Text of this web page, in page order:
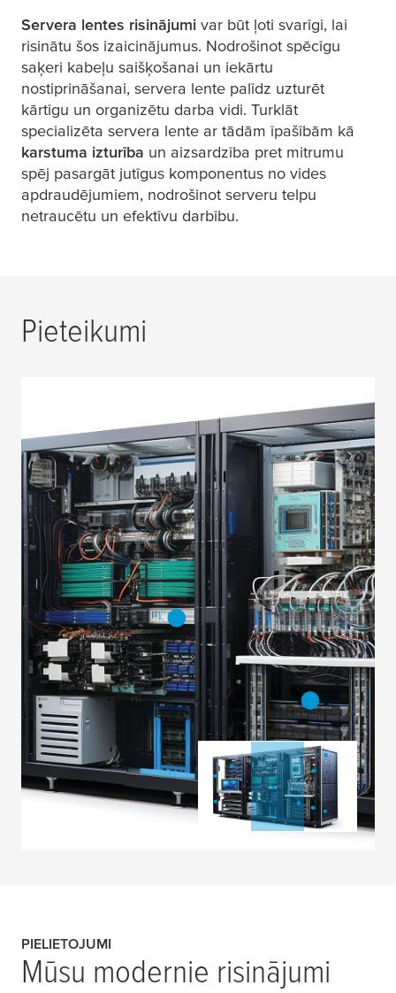
Servera lentes risinājumi var būt ļoti svarīgi, lai
risinātu šos izaicinājumus. Nodrošinot spēcīgu
saķeri kabeļu saišķošanai un iekārtu
nostiprināšanai, servera lente palīdz uzturēt
kārtīgu un organizētu darba vidi. Turklāt
specializēta servera lente ar tādām īpašībām kā
karstuma izturība un aizsardzība pret mitrumu
spēj pasargāt jutīgus komponentus no vides
apdraudējumiem, nodrošinot serveru telpu
netraucētu un efektīvu darbību.
Pieteikumi
PIELIETOJUMI
Mūsu modernie risinājumi